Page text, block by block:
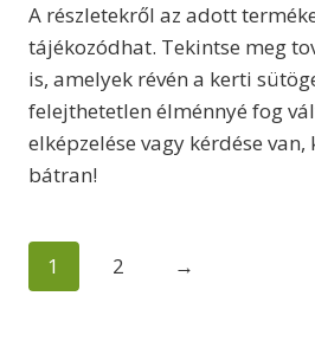
A részletekről az adott
tájékozódhat. Tekintse meg
is, amelyek révén a kerti
felejthetetlen élménnyé fog
elképzelése vagy kérdése
bátran!
1 2 →